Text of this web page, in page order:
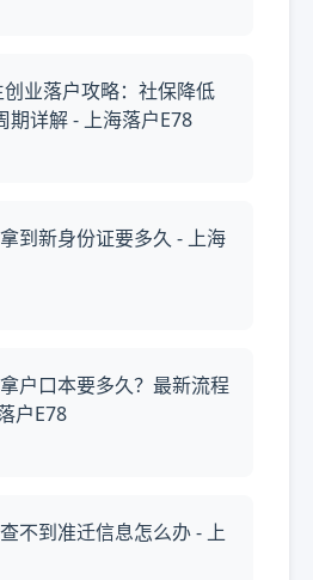
业落户攻略：社保降低
期详解 - 上海落户E78
到新身份证要多久 - 上海
户口本要多久？最新流程
户E78
不到准迁信息怎么办 - 上